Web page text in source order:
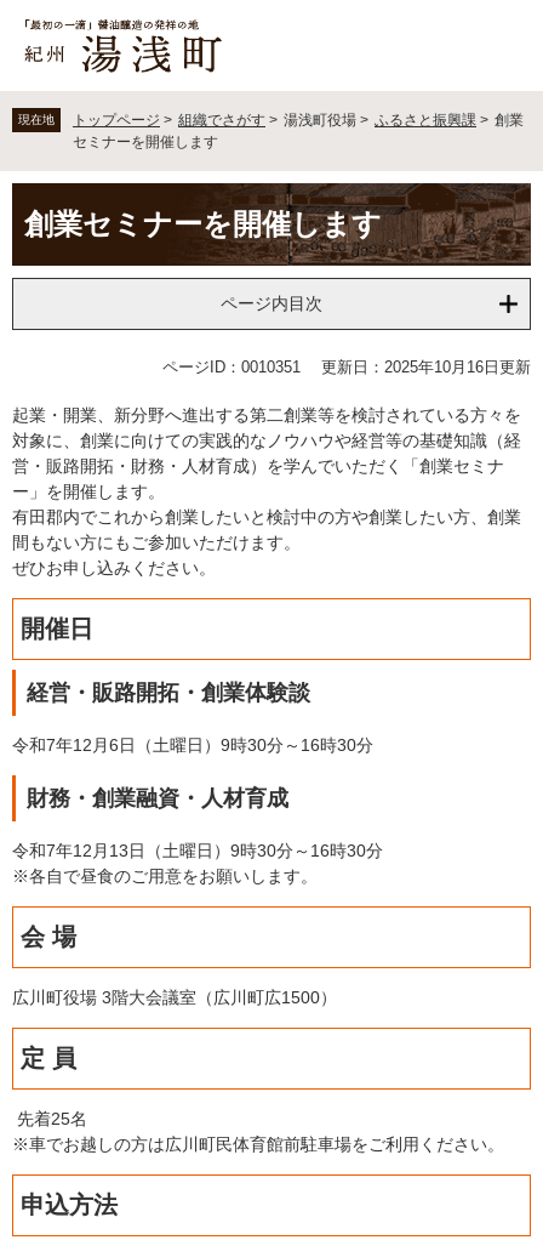
の
先
ー
を
文
現在地 トップページ > 組織でさがす > 湯浅町役場 > ふるさと振興課 > 創業
セミナーを開催します
文創業セミナーを開催します
ページ内目次
ページID：0010351 更新日：2025年10月16日更新
起業・開業、新分野へ進出する第二創業等を検討されている方々を
対象に、創業に向けての実践的なノウハウや経営等の基礎知識（経
営・販路開拓・財務・人材育成）を学んでいただく「創業セミナ
ー」を開催します。
有田郡内でこれから創業したいと検討中の方や創業したい方、創業
間もない方にもご参加いただけます。
ぜひお申し込みください。
開催日
経営・販路開拓・創業体験談
令和7年12月6日（土曜日）9時30分～16時30分
財務・創業融資・人材育成
令和7年12月13日（土曜日）9時30分～16時30分
※各自で昼食のご用意をお願いします。
会 場
広川町役場 3階大会議室（広川町広1500）
定 員
先着25名
※車でお越しの方は広川町民体育館前駐車場をご利用ください。
申込方法